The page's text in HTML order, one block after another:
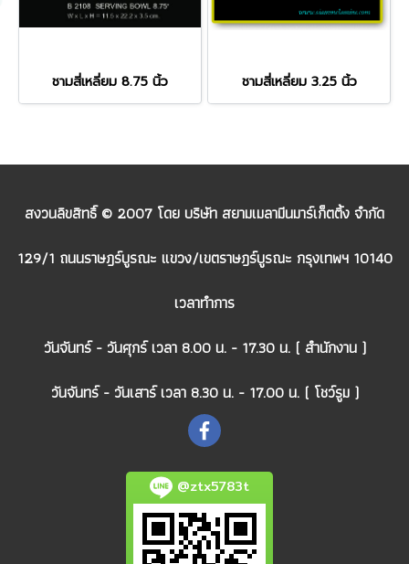
ชามสี่เหลี่ยม 8.75 นิ้ว ชามสี่เหลี่ยม 3.25 นิ้ว
สงวนลิขสิทธิ์ © 2007 โดย บริษัท สยามเมลามีนมาร์เก็ตติ้ง จำกัด
129/1 ถนนราษฎร์บูรณะ แขวง/เขตราษฎร์บูรณะ กรุงเทพฯ 10140
เวลาทำการ
วันจันทร์ - วันศุกร์ เวลา 8.00 น. - 17.30 น. ( สำนักงาน )
วันจันทร์ - วันเสาร์ เวลา 8.30 น. - 17.00 น. ( โชว์รูม )
@ztx5783t